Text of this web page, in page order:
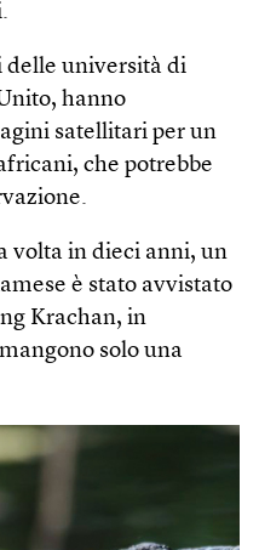
università di
hanno
satellitari per un
che potrebbe
volta in dieci anni, un
è stato avvistato
Krachan, in
solo una